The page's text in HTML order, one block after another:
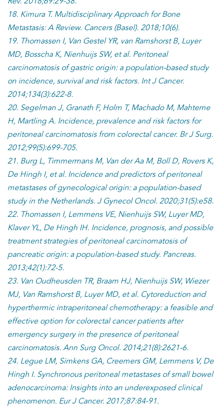
18. Kimura T. Multidisciplinary Approach for Bone
Metastasis: A Review. Cancers (Basel). 2018;10(6).
19. Thomassen I, Van Gestel YR, van Ramshorst B, Luyer
MD, Bosscha K, Nienhuijs SW, et al. Peritoneal
carcinomatosis of gastric origin: a population-based study
on incidence, survival and risk factors. Int J Cancer.
2014;134(3):622-8.
20. Segelman J, Granath F, Holm T, Machado M, Mahteme
H, Martling A. Incidence, prevalence and risk factors for
peritoneal carcinomatosis from colorectal cancer. Br J Surg.
2012;99(5):699-705.
21. Burg L, Timmermans M, Van der Aa M, Boll D, Rovers K,
De Hingh I, et al. Incidence and predictors of peritoneal
metastases of gynecological origin: a population-based
study in the Netherlands. J Gynecol Oncol. 2020;31(5):e58.
22. Thomassen I, Lemmens VE, Nienhuijs SW, Luyer MD,
Klaver YL, De Hingh IH. Incidence, prognosis, and possible
treatment strategies of peritoneal carcinomatosis of
pancreatic origin: a population-based study. Pancreas.
2013;42(1):72-5.
23. Van Oudheusden TR, Braam HJ, Nienhuijs SW, Wiezer
MJ, Van Ramshorst B, Luyer MD, et al. Cytoreduction and
hyperthermic intraperitoneal chemotherapy: a feasible and
effective option for colorectal cancer patients after
emergency surgery in the presence of peritoneal
carcinomatosis. Ann Surg Oncol. 2014;21(8):2621-6.
24. Legue LM, Simkens GA, Creemers GM, Lemmens V, De
Hingh I. Synchronous peritoneal metastases of small bowel
adenocarcinoma: Insights into an underexposed clinical
phenomenon. Eur J Cancer. 2017;87:84-91.